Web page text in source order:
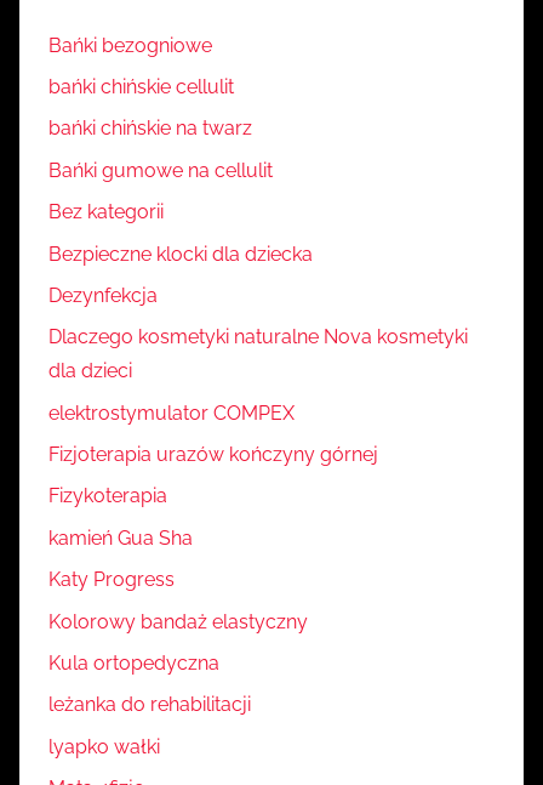
Bańki bezogniowe
bańki chińskie cellulit
bańki chińskie na twarz
Bańki gumowe na cellulit
Bez kategorii
Bezpieczne klocki dla dziecka
Dezynfekcja
Dlaczego kosmetyki naturalne Nova kosmetyki
dla dzieci
elektrostymulator COMPEX
Fizjoterapia urazów kończyny górnej
Fizykoterapia
kamień Gua Sha
Katy Progress
Kolorowy bandaż elastyczny
Kula ortopedyczna
leżanka do rehabilitacji
lyapko wałki